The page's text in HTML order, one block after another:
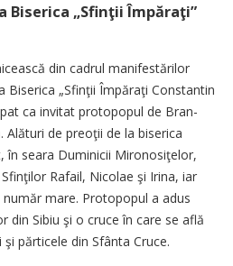
Biserica „Sfinţii Împăraţi”
din cadrul manifestărilor
Biserica „Sfinţii Împăraţi Constantin
ca invitat protopopul de Bran-
Alături de preoţii de la biserica
în seara Duminicii Mironosiţelor,
Rafail, Nicolae şi Irina, iar
mare. Protopopul a adus
din Sibiu şi o cruce în care se află
părticele din Sfânta Cruce.